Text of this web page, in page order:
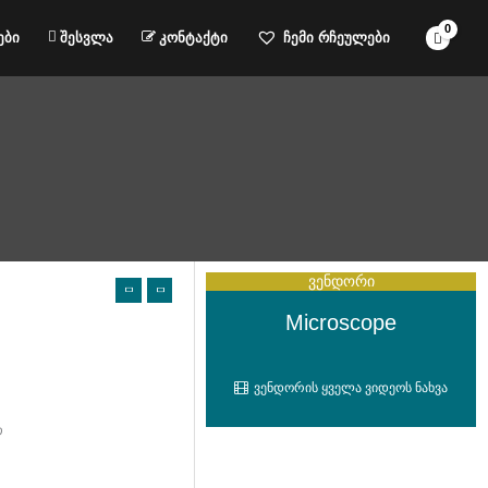
შესვლა კონტაქტი ჩემი რჩეულები
ვენდორი
Microscope
ვენდორის ყველა ვიდეოს ნახვა